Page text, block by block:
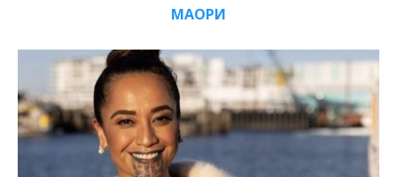
МАОРИ